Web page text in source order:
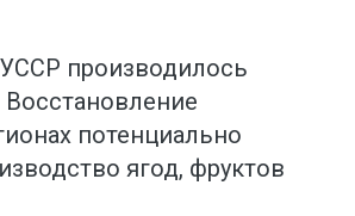
производилось
Восстановление
потенциально
ягод, фруктов